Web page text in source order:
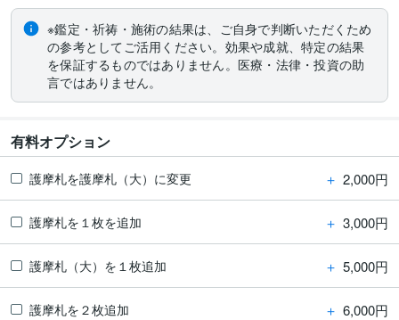
※鑑定・祈祷・施術の結果は、ご自身で判断いただくため
の参考としてご活用ください。効果や成就、特定の結果
を保証するものではありません。医療・法律・投資の助
言ではありません。
有料オプション
護摩札を護摩札（大）に変更 ＋ 2,000円
護摩札を１枚を追加 ＋ 3,000円
護摩札（大）を１枚追加 ＋ 5,000円
護摩札を２枚追加 ＋ 6,000円